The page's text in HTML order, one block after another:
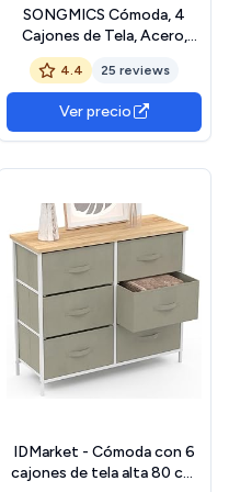
SONGMICS Cómoda, 4
Cajones de Tela, Acero,
MDF, Tela no Tejida, para
Dormitorio, Armario, Pasillo,
Salón, Marrón Rústico y
Negro Tinta LGS314BH04
4.4 25 reviews
Ver precio
IDMarket - Cómoda con 6
cajones de tela alta 80 cm,